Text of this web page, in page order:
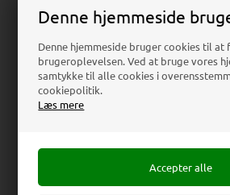
Denne hjemmeside
Denne hjemmeside bruger cookies til at
brugeroplevelsen. Ved at bruge vores
samtykke til alle cookies i
cookiepolitik.
Læs mere
Download
Beskrivelse
Fremstillet i 2 mm akryl. Leveres i en
på midten som et kryds.